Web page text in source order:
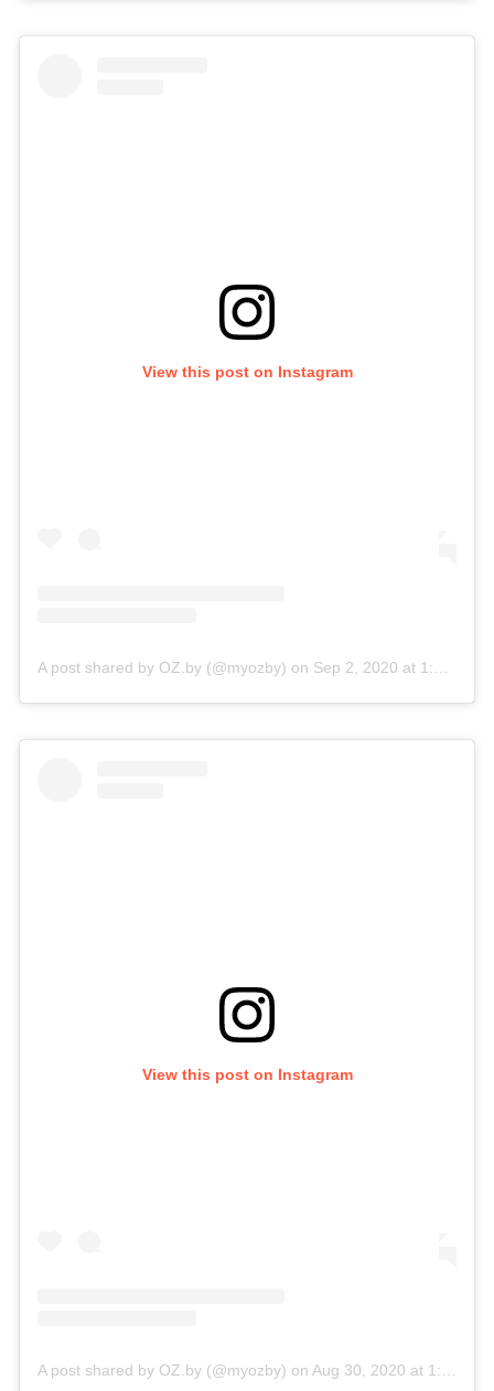
View this post on Instagram
A post shared by OZ.by (@myozby) on Sep 2, 2020 at 1:29am PDT
View this post on Instagram
A post shared by OZ.by (@myozby) on Aug 30, 2020 at 1:17am PDT